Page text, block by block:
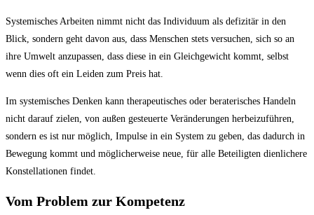
Systemisches Arbeiten nimmt nicht das Individuum als defizitär in den
Blick, sondern geht davon aus, dass Menschen stets versuchen, sich so an
ihre Umwelt anzupassen, dass diese in ein Gleichgewicht kommt, selbst
wenn dies oft ein Leiden zum Preis hat.
Im systemisches Denken kann therapeutisches oder beraterisches Handeln
nicht darauf zielen, von außen gesteuerte Veränderungen herbeizuführen,
sondern es ist nur möglich, Impulse in ein System zu geben, das dadurch in
Bewegung kommt und möglicherweise neue, für alle Beteiligten dienlichere
Konstellationen findet.
Vom Problem zur Kompetenz